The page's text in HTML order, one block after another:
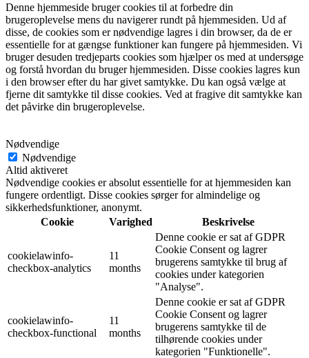
Denne hjemmeside bruger cookies til at forbedre din
brugeroplevelse mens du navigerer rundt på hjemmesiden. Ud af
disse, de cookies som er nødvendige lagres i din browser, da de er
essentielle for at gængse funktioner kan fungere på hjemmesiden. Vi
bruger desuden tredjeparts cookies som hjælper os med at undersøge
og forstå hvordan du bruger hjemmesiden. Disse cookies lagres kun
i den browser efter du har givet samtykke. Du kan også vælge at
fjerne dit samtykke til disse cookies. Ved at fragive dit samtykke kan
det påvirke din brugeroplevelse.
Nødvendige
Nødvendige
Altid aktiveret
Nødvendige cookies er absolut essentielle for at hjemmesiden kan
fungere ordentligt. Disse cookies sørger for almindelige og
sikkerhedsfunktioner, anonymt.
Cookie
Varighed Beskrivelse
cookielawinfo-
checkbox-analytics
11
months
Denne cookie er sat af GDPR
Cookie Consent og lagrer
brugerens samtykke til brug af
cookies under kategorien
"Analyse".
cookielawinfo-
checkbox-functional
11
months
Denne cookie er sat af GDPR
Cookie Consent og lagrer
brugerens samtykke til de
tilhørende cookies under
kategorien "Funktionelle".